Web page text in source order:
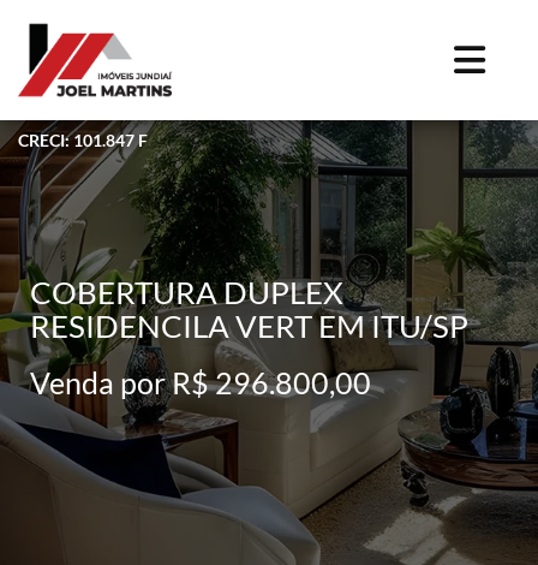
CRECI: 101.847 F
COBERTURA DUPLEX
RESIDENCILA VERT EM ITU/SP
Venda por R$ 296.800,00